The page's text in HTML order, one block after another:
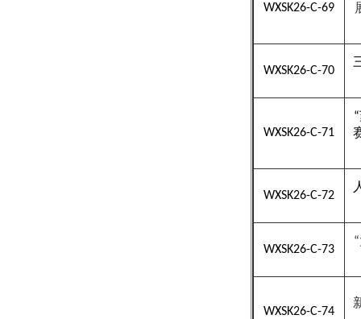
WXSK26-C-69
WXSK26-C-70
WXSK26-C-71
“
WXSK26-C-72
WXSK26-C-73
“
WXSK26-C-74